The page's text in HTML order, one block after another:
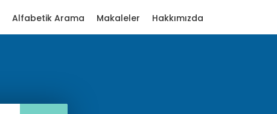
Alfabetik Arama Makaleler Hakkımızda